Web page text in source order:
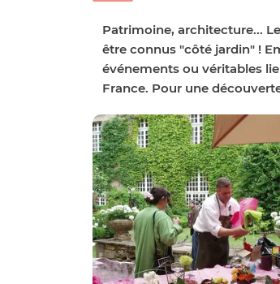
Patrimoine, architecture...
être connus "côté jardin" !
événements ou véritables
France. Pour une